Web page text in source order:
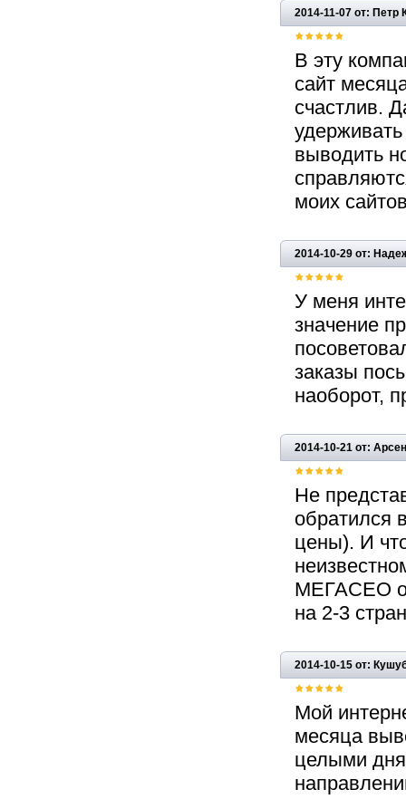
2014-11-07 от: Петр
В эту
сайт
счастлив.
выводить
моих
2014-10-29 от:
У меня
значение
заказы
наоборот,
2014-10-21 от:
Не
обратился
цены). И
МЕГАСЕО
на 2-3
2014-10-15 от:
Мой
месяца
целыми